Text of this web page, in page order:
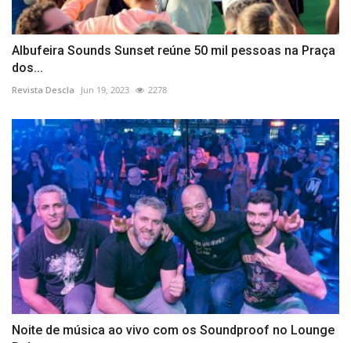
Albufeira Sounds Sunset reúne 50 mil pessoas na Praça
dos...
Revista Descla Jun 19, 2023 2278
Noite de música ao vivo com os Soundproof no Lounge